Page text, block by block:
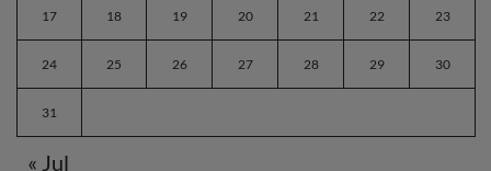
17 18 19 20 21 22 23
24 25 26 27 28 29 30
31
« Jul